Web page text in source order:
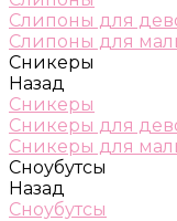
Слипоны для
Слипоны для
Сникеры
Назад
Сникеры
Сникеры для
Сникеры для
Сноубутсы
Назад
Сноубутсы